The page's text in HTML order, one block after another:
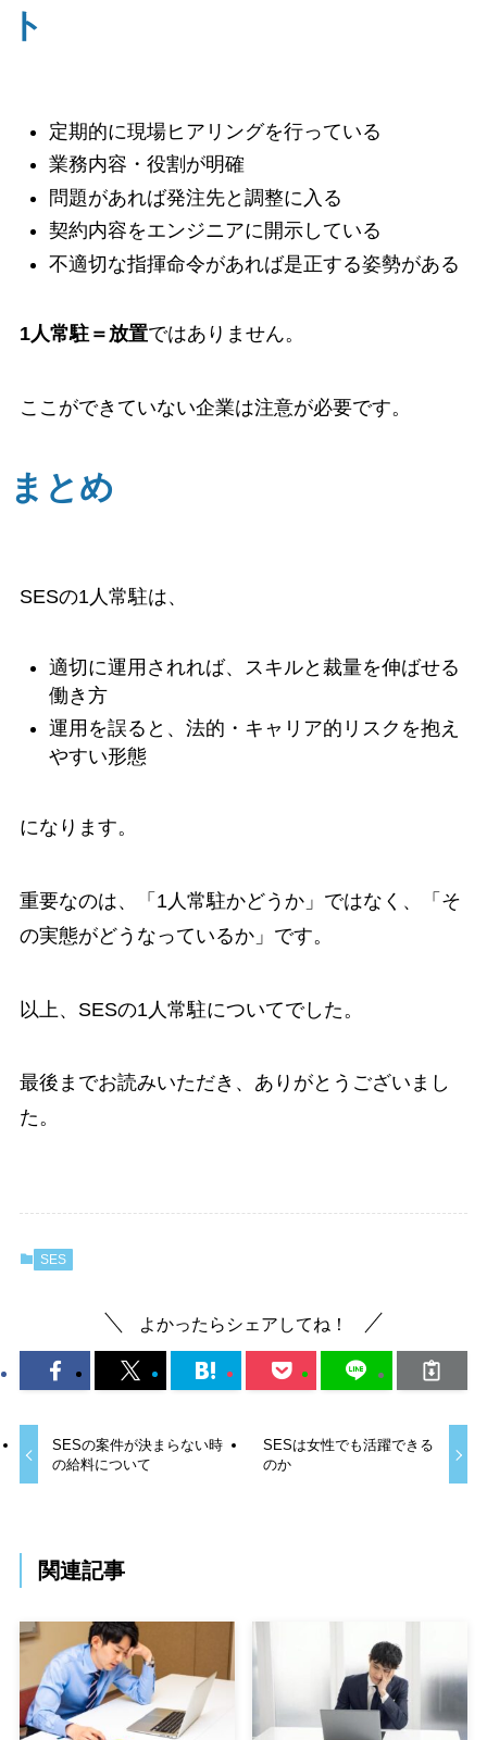
ト
定期的に現場ヒアリングを行っている
業務内容・役割が明確
問題があれば発注先と調整に入る
契約内容をエンジニアに開示している
不適切な指揮命令があれば是正する姿勢がある
1人常駐＝放置ではありません。
ここができていない企業は注意が必要です。
まとめ
SESの1人常駐は、
適切に運用されれば、スキルと裁量を伸ばせる
働き方
運用を誤ると、法的・キャリア的リスクを抱え
やすい形態
になります。
重要なのは、「1人常駐かどうか」ではなく、「そ
の実態がどうなっているか」です。
以上、SESの1人常駐についてでした。
最後までお読みいただき、ありがとうございまし
た。
SES
よかったらシェアしてね！
SESの案件が決まらない時
の給料について
SESは女性でも活躍できる
のか
関連記事